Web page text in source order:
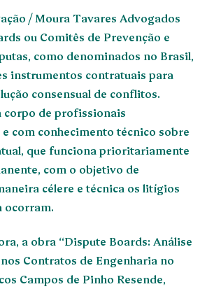
/ Moura Tavares Advogados
ou Comitês de Prevenção e
como denominados no Brasil,
instrumentos contratuais para
consensual de conflitos.
corpo de profissionais
com conhecimento técnico sobre
que funciona prioritariamente
com o objetivo de
célere e técnica os litígios
ocorram.
a obra “Dispute Boards: Análise
Contratos de Engenharia no
Campos de Pinho Resende,